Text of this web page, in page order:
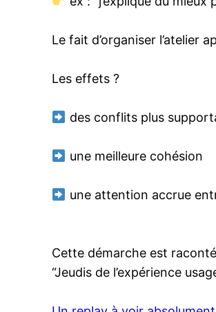
Le fait d’organiser l’atelier
Les effets ?
des conflits plus
une meilleure cohésion
une attention accrue
Cette démarche est
“Jeudis de l’expérience